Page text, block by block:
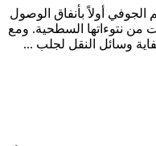
الجوفي أولاً بأنفاق الوصول
من نتوءاتها السطحية. ومع
وسائل النقل لجلب ...